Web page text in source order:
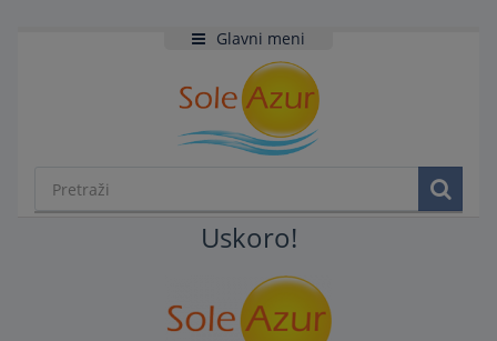
Glavni meni
Uskoro!